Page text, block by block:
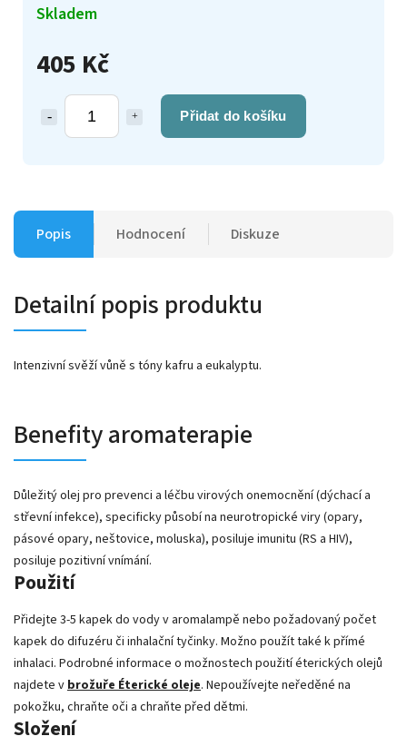
405 Kč
Přidat do košíku
Skladem
Popis Hodnocení Diskuze
Detailní popis produktu
Intenzivní svěží vůně s tóny kafru a eukalyptu.
Benefity aromaterapie
Důležitý olej pro prevenci a léčbu virových onemocnění (dýchací a
střevní infekce), specificky působí na neurotropické viry (opary,
pásové opary, neštovice, moluska), posiluje imunitu (RS a HIV),
posiluje pozitivní vnímání.
Použití
Přidejte 3-5 kapek do vody v aromalampě nebo požadovaný počet
kapek do difuzéru či inhalační tyčinky. Možno použít také k přímé
inhalaci. Podrobné informace o možnostech použití éterických olejů
najdete vbrožuře Éterické oleje. Nepoužívejte neředěné na
pokožku, chraňte oči a chraňte před dětmi.
Složení